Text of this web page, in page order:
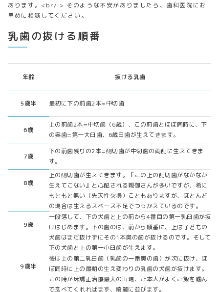
あります。<br/ > そのような不安がありましたら、歯科医院にお
早めに相談してください。
乳歯の抜ける順番
年齢 抜ける乳歯
5歳半 最初に下の前歯2本=中切歯
6歳
上の前歯2本=中切歯（6歳）、この前歯とほぼ同時に、下
の奥歯=第一大臼歯、6歳臼歯が生えてきます。
7歳
下の前歯残りの2本=側切歯が中切歯の両側に生えてきま
す。
8歳
上の側切歯が生えてきます。『この上の側切歯がなかなか
生えてこない』と心配される親御さんが多いですが、希に
もともと無い（先天性欠損）こともありますが、ほとんど
の場合は生えるスペース不足でつっかえているのです。
9歳
一段落して、下の犬歯と上の前から4番目の第一乳臼歯が抜
けはじめます。下の歯のは、前から順番に、上は子どもの
犬歯はまだ抜けずにその1本奥の歯が抜けるのです。そして
下の犬歯と上の第一小臼歯が生えます。
9歳半
後は上の第二乳臼歯（乳歯の一番奥の歯）が次に抜け、ほ
ぼ同時に上の最期の生え変わりの乳歯の犬歯が抜けます。
この時が床矯正治療最大の山場、ご本人がよくご飯を噛ん
で食べてくれればまず、綺麗に並びます。